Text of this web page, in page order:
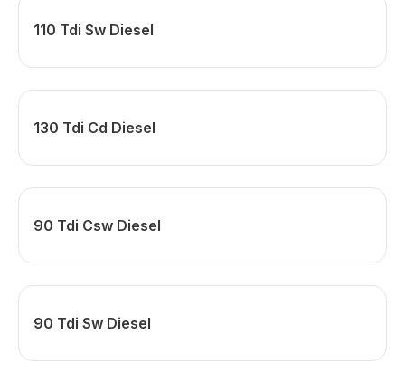
110 Tdi Sw Diesel
130 Tdi Cd Diesel
90 Tdi Csw Diesel
90 Tdi Sw Diesel